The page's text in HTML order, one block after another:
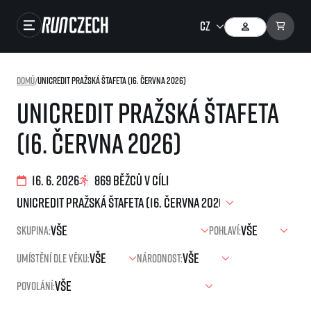
Foto & Video
RunCzech Store
Running Mall
Běžecké série
O běžecké lize
Jak to funguje
projekt SuperHalfs
UniCredit Pražská štafeta
(16. června 2026)
Domů/UniCredit Pražská štafeta (16. června 2026)
16. 6. 2026 869 běžců v cíli
Skupina:
Pohlaví:
Umístění dle věku:
Národnost:
Povolání: